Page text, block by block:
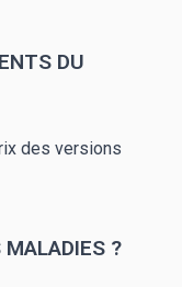
DU
des versions
?